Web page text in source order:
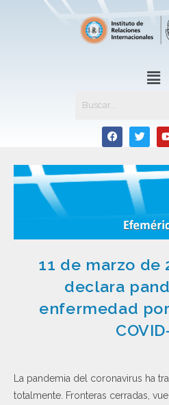
11 de marzo de
declara
enfermedad
La pandemia del coronavirus ha
totalmente. Fronteras cerradas,